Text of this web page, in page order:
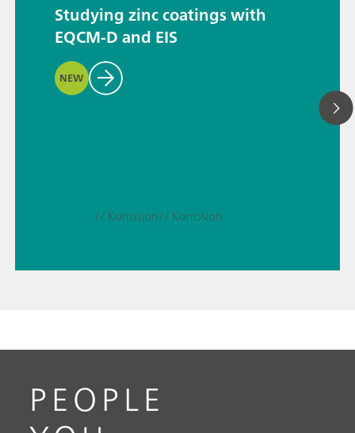
Studying zinc coatings with
EQCM-D and EIS
NEW
// Korrosion// Korrosion
PEOPLE